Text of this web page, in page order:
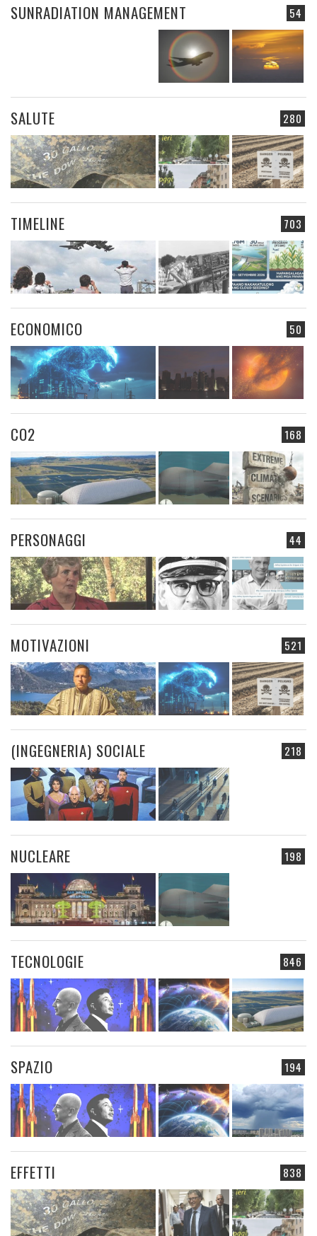
54
SUNRADIATION MANAGEMENT
280
SALUTE
703
TIMELINE
50
ECONOMICO
168
CO2
44
PERSONAGGI
521
MOTIVAZIONI
218
(INGEGNERIA) SOCIALE
198
NUCLEARE
846
TECNOLOGIE
194
SPAZIO
838
EFFETTI